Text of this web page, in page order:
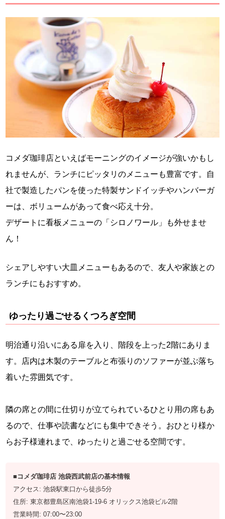
コメダ珈琲店といえばモーニングのイメージが強いかもし
れませんが、ランチにピッタリのメニューも豊富です。自
社で製造したパンを使った特製サンドイッチやハンバーガ
ーは、ボリュームがあって食べ応え十分。
デザートに看板メニューの「シロノワール」も外せませ
ん！
シェアしやすい大皿メニューもあるので、友人や家族との
ランチにもおすすめ。
ゆったり過ごせるくつろぎ空間
明治通り沿いにある扉を入り、階段を上った2階にありま
す。店内は木製のテーブルと布張りのソファーが並ぶ落ち
着いた雰囲気です。
隣の席との間に仕切りが立てられているひとり用の席もあ
るので、仕事や読書などにも集中できそう。おひとり様か
らお子様連れまで、ゆったりと過ごせる空間です。
■コメダ珈琲店 池袋西武前店の基本情報
アクセス: 池袋駅東口から徒歩5分
住所: 東京都豊島区南池袋1-19-6 オリックス池袋ビル2階
営業時間: 07:00〜23:00